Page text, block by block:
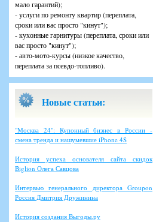
мало гарантий);
- услуги по ремонту квартир (переплата,
сроки или вас просто "кинут");
- кухонные гарнитуры (переплата, сроки или
вас просто "кинут");
- авто-мото-курсы (низкое качество,
переплата за псевдо-топливо).
Новые статьи:
"Москва 24": Купонный бизнес в России -
смена тренда и нашумевшие iPhone 4S
История успеха основателя сайта скидок
Biglion Олега Савцова
Интервью генерального директора Groupon
Россия Дмитрия Дружинина
История создания Выгоды.ру